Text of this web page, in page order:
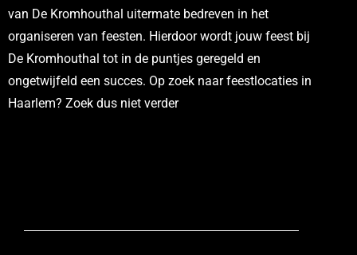
van De Kromhouthal uitermate bedreven in het
organiseren van feesten. Hierdoor wordt jouw feest bij
De Kromhouthal tot in de puntjes geregeld en
ongetwijfeld een succes. Op zoek naar feestlocaties in
Haarlem? Zoek dus niet verder